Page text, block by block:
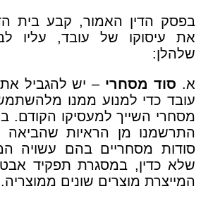
בפסק הדין האמור, קבע בית
את עיסוקו של עובד, עליו
שלהלן:
א. סוד מסחרי – יש להגביל
עובד כדי למנוע ממנו
מסחרי השייך למעסיקו הקודם.
התרשמנו מן הראיות שהביאה
סודות מסחריים בהם
שלא כדין, במסגרת תפקיד
המייצרת מוצרים שונים ממוצריה.